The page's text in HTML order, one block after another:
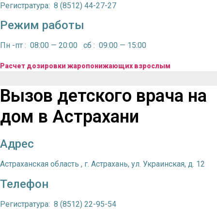
Регистратура: 8 (8512) 44-27-27
Режим работы
Пн -пт : 08:00 — 20:00 сб : 09:00 — 15:00
Расчет дозировки жаропонижающих взрослым
Вызов детского врача на
дом в Астрахани
Адрес
Астраханская область , г. Астрахань, ул. Украинская, д. 12
Телефон
Регистратура: 8 (8512) 22-95-54